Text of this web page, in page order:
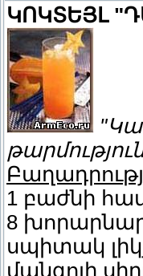
ԿՈԿՏԵՅԼ
1 բաժնի
8
սպիտակ
մանգոյի